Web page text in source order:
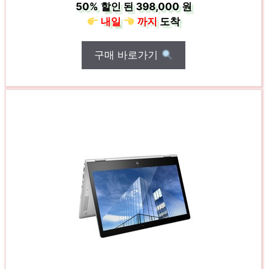
50%할인 된398,000 원
내일
까지도착
구매 바로가기